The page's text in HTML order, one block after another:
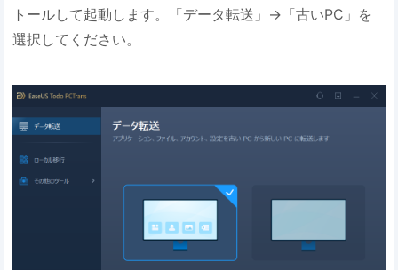
トールして起動します。「データ転送」→「古いPC」を
選択してください。